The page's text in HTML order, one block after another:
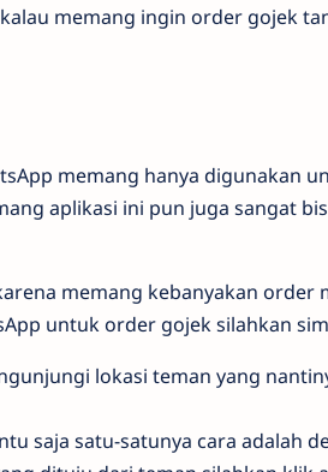
memang ingin order gojek
memang hanya digunakan
aplikasi ini pun juga sangat
memang kebanyakan order
untuk order gojek silahkan
lokasi teman yang
saja satu-satunya cara adalah